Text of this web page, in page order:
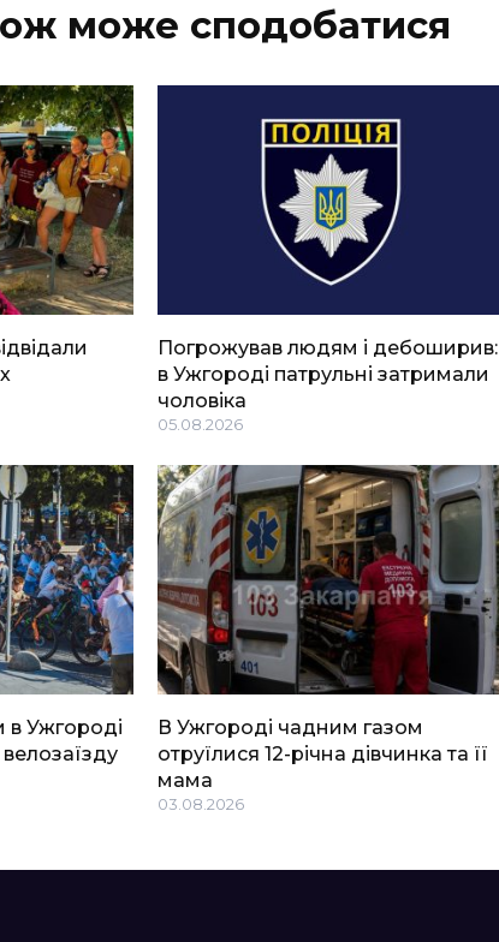
може сподобатися
Погрожував людям і дебоширив:
в Ужгороді патрульні затримали
чоловіка
05.08.2026
в Ужгороді
В Ужгороді чадним газом
отруїлися 12-річна дівчинка та її
мама
03.08.2026